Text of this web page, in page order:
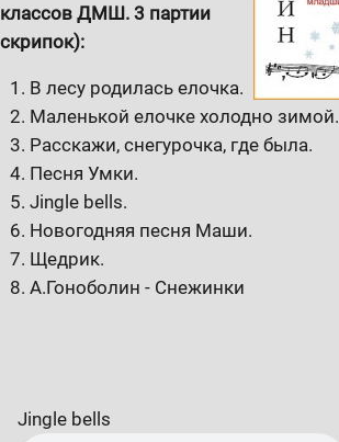
классов ДМШ. 3 партии
скрипок):
В лесу родилась елочка.
Маленькой елочке холодно зимой.
Расскажи, снегурочка, где была.
Песня Умки.
Jingle bells.
Новогодняя песня Маши.
Щедрик.
А.Гоноболин - Снежинки
Jingle bells